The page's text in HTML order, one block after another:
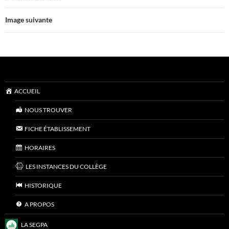
Image suivante
ACCUEIL
NOUS TROUVER
FICHE ÉTABLISSEMENT
HORAIRES
LES INSTANCES DU COLLÈGE
HISTORIQUE
A PROPOS
LA SEGPA